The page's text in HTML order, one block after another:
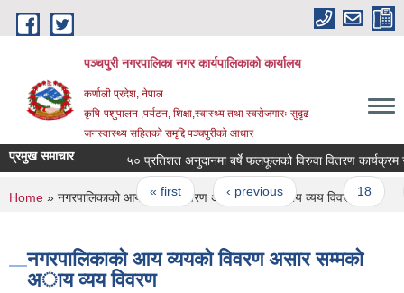
Skip to main content
पञ्चपुरी नगरपालिका नगर कार्यपालिकाको कार्यालय
कर्णाली प्रदेश, नेपाल
कृषि-पशुपालन ,पर्यटन, शिक्षा,स्वास्थ्य तथा स्वरोजगारः सुदृढ
जनस्वास्थ्य सहितको समृद्दि पञ्चपुरीको आधार
प्रमुख समाचार ५० प्रतिशत अनुदानमा बर्षे फलफूलको विरुवा वितरण कार्यक्रम
Pages
« first ‹ previous … 18
You are here
Home » नगरपालिकाको आय व्ययको विवरण असार सम्मकाे अाय व्यय विवरण
नगरपालिकाको आय व्ययको विवरण असार सम्मकाे
अाय व्यय विवरण